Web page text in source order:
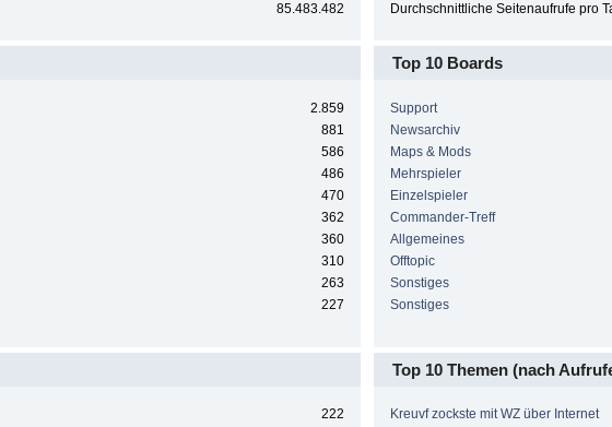
85.483.482
Durchschnittliche Seitenaufrufe pro
2.859
881
586
486
470
362
360
310
263
227
Top 10 Boards
Support
Newsarchiv
Maps & Mods
Mehrspieler
Einzelspieler
Commander-Treff
Allgemeines
Offtopic
Sonstiges
Sonstiges
222
Top 10 Themen (nach
Kreuvf zockste mit WZ über Internet